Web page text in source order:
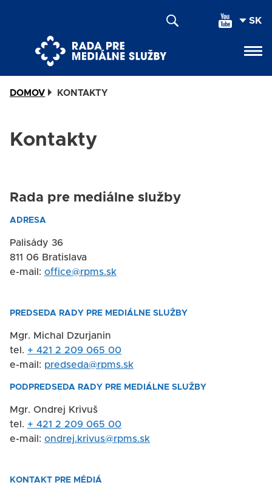
DOMOV KONTAKTY
Kontakty
Rada pre mediálne služby
ADRESA
Palisády 36
811 06 Bratislava
e-mail: office@rpms.sk
PREDSEDA RADY PRE MEDIÁLNE SLUŽBY
Mgr. Michal Dzurjanin
tel. + 421 2 209 065 00
e-mail: predseda@rpms.sk
PODPREDSEDA RADY PRE MEDIÁLNE SLUŽBY
Mgr. Ondrej Krivuš
tel. + 421 2 209 065 00
e-mail: ondrej.krivus@rpms.sk
KONTAKT PRE MÉDIÁ